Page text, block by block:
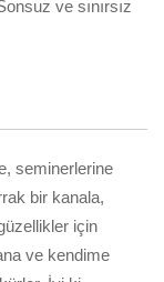
ve sınırsız
seminerlerine
bir kanala,
için
ve kendime